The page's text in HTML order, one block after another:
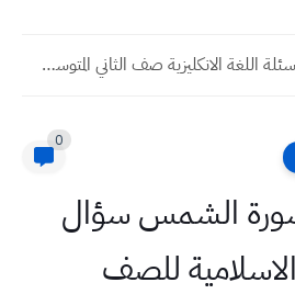
أسئلة اللغة الانكليزية صف الثاني المتوسط نهاية السنة 2026 |...
0
الشمس سؤال
للصف